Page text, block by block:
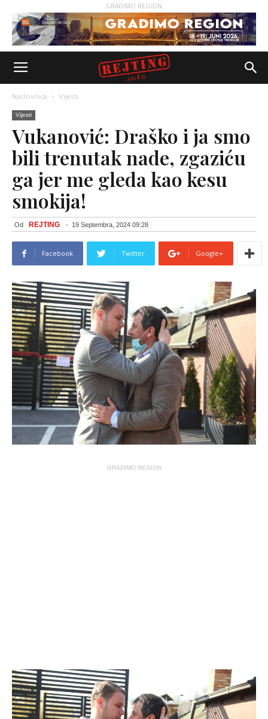
GRADIMO REGION
Naslovnica Vijesti
Vijesti
Vukanović: Draško i ja smo
bili trenutak nade, zgaziću
ga jer me gleda kao kesu
smokija!
Od REJTING - 19 Septembra, 2024 09:28
Facebook Twitter Google+
GRADIMO REGION